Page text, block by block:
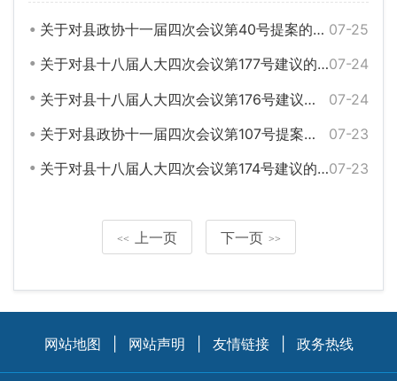
07-25
关于对县政协十一届四次会议第40号提案的答复
07-24
关于对县十八届人大四次会议第177号建议的答复
07-24
关于对县十八届人大四次会议第176号建议的答复
07-23
关于对县政协十一届四次会议第107号提案的答复
07-23
关于对县十八届人大四次会议第174号建议的答复
<< 上一页 下一页 >>
网站地图 网站声明 友情链接 政务热线